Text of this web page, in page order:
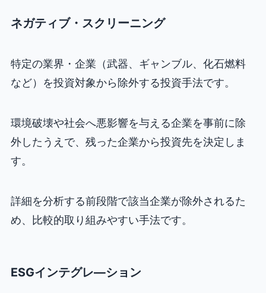
ネガティブ・スクリーニング
特定の業界・企業（武器、ギャンブル、化石燃料
など）を投資対象から除外する投資手法です。
環境破壊や社会へ悪影響を与える企業を事前に除
外したうえで、残った企業から投資先を決定しま
す。
詳細を分析する前段階で該当企業が除外されるた
め、比較的取り組みやすい手法です。
ESGインテグレ―ション